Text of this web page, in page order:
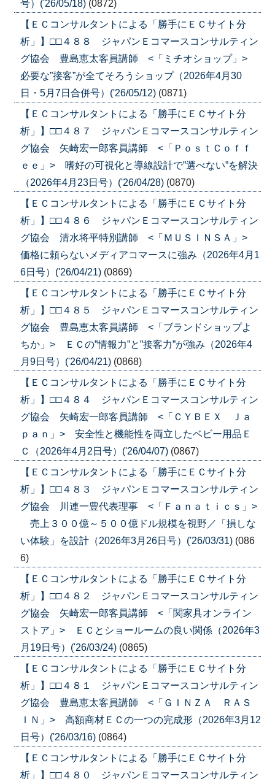
号）('26/05/18) (0872)
【ＥＣコンサルタントによる「勝手にＥＣサイト分
析」】□□４８８ ジャパンＥコマースコンサルティン
グ協会 豊島恵太客員講師 <「ミチオショップ」>
必要な”接客”が全てそろうショップ（2026年4月30
日・5月7日合併号）('26/05/12) (0871)
【ＥＣコンサルタントによる「勝手にＥＣサイト分
析」】□□４８７ ジャパンＥコマースコンサルティン
グ協会 矢崎宏一郎客員講師 <「ＰｏｓｔＣｏｆｆ
ｅｅ」> 嗜好の可視化と導線設計で”選べない”を解決
（2026年4月23日号）('26/04/28) (0870)
【ＥＣコンサルタントによる「勝手にＥＣサイト分
析」】□□４８６ ジャパンＥコマースコンサルティン
グ協会 清水将平特別講師 <「ＭＵＳＩＮＳＡ」>
価格に頼らないメディアコマースに強み（2026年4月1
6日号）('26/04/21) (0869)
【ＥＣコンサルタントによる「勝手にＥＣサイト分
析」】□□４８５ ジャパンＥコマースコンサルティン
グ協会 豊島恵太客員講師 <「ブランドショップよ
ちか」> ＥＣの”情報力”と”接客力”が強み（2026年4
月9日号）('26/04/21) (0868)
【ＥＣコンサルタントによる「勝手にＥＣサイト分
析」】□□４８４ ジャパンＥコマースコンサルティン
グ協会 矢崎宏一郎客員講師 <「ＣＹＢＥＸ Ｊａ
ｐａｎ」> 安全性と機能性を両立したベビー用品Ｅ
Ｃ（2026年4月2日号）('26/04/07) (0867)
【ＥＣコンサルタントによる「勝手にＥＣサイト分
析」】□□４８３ ジャパンＥコマースコンサルティン
グ協会 川連一豊代表理事 <「Ｆａｎａｔｉｃｓ」>
売上３００億～５００億ドル規模を視野／「損しな
い体験」を設計（2026年3月26日号）('26/03/31) (086
6)
【ＥＣコンサルタントによる「勝手にＥＣサイト分
析」】□□４８２ ジャパンＥコマースコンサルティン
グ協会 矢崎宏一郎客員講師 <「関家具オンライン
ストア」> ＥＣとショールームの良い関係（2026年3
月19日号）('26/03/24) (0865)
【ＥＣコンサルタントによる「勝手にＥＣサイト分
析」】□□４８１ ジャパンＥコマースコンサルティン
グ協会 豊島恵太客員講師 <「ＧＩＮＺＡ ＲＡＳ
ＩＮ」> 高額商材ＥＣの一つの完成形（2026年3月12
日号）('26/03/16) (0864)
【ＥＣコンサルタントによる「勝手にＥＣサイト分
析」】□□４８０ ジャパンＥコマースコンサルティン